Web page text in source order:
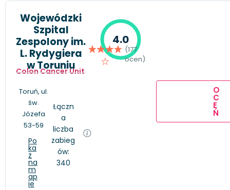
Wojewódzki
Szpital
Zespolony im.
L. Rydygiera
w Toruniu
Colon Cancer Unit
Toruń, ul.
św.
Józefa
53-59
Po
ka
ż
na
m
ap
ie
Łączn
a
liczba
zabieg
ów:
340
4.0
(177
ocen)
O
C
E
Ń